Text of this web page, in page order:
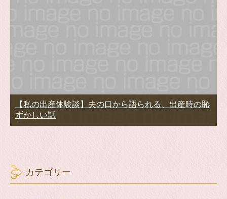
【私の出産体験談】夫の口から語られる、出産時の恥
ずかしい話
カテゴリー